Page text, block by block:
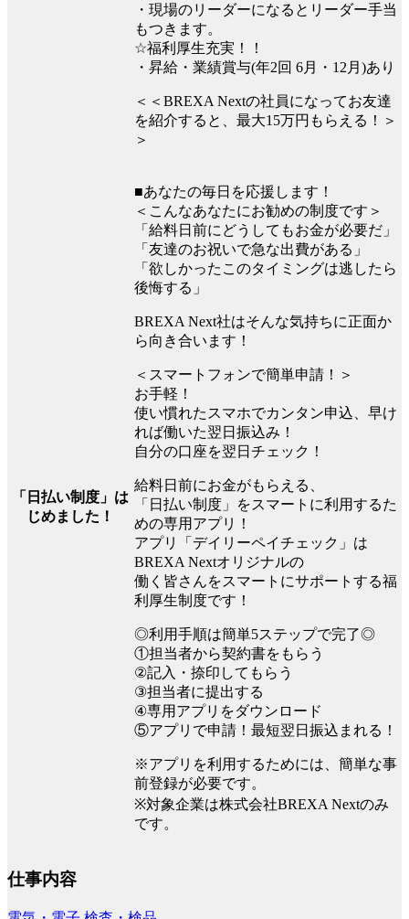
・現場のリーダーになるとリーダー手当
もつきます。
☆福利厚生充実！！
・昇給・業績賞与(年2回 6月・12月)あり
＜＜BREXA Nextの社員になってお友達
を紹介すると、最大15万円もらえる！＞
＞
「日払い制度」は
じめました！
■あなたの毎日を応援します！
＜こんなあなたにお勧めの制度です＞
「給料日前にどうしてもお金が必要だ」
「友達のお祝いで急な出費がある」
「欲しかったこのタイミングは逃したら
後悔する」
BREXA Next社はそんな気持ちに正面か
ら向き合います！
＜スマートフォンで簡単申請！＞
お手軽！
使い慣れたスマホでカンタン申込、早け
れば働いた翌日振込み！
自分の口座を翌日チェック！
給料日前にお金がもらえる、
「日払い制度」をスマートに利用するた
めの専用アプリ！
アプリ「デイリーペイチェック」は
BREXA Nextオリジナルの
働く皆さんをスマートにサポートする福
利厚生制度です！
◎利用手順は簡単5ステップで完了◎
①担当者から契約書をもらう
②記入・捺印してもらう
③担当者に提出する
④専用アプリをダウンロード
⑤アプリで申請！最短翌日振込まれる！
※アプリを利用するためには、簡単な事
前登録が必要です。
※対象企業は株式会社BREXA Nextのみ
です。
仕事内容